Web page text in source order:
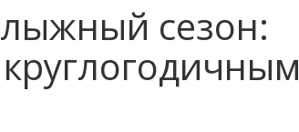
сезон: